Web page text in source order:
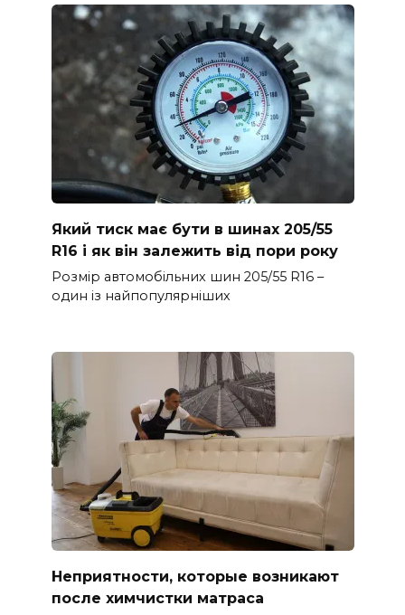
Який тиск має бути в шинах 205/55
R16 і як він залежить від пори року
Розмір автомобільних шин 205/55 R16 –
один із найпопулярніших
Неприятности, которые возникают
после химчистки матраса